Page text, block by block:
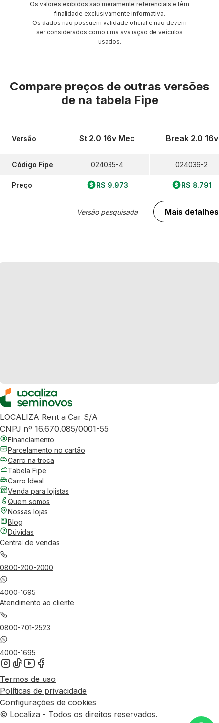
Os valores exibidos são meramente referenciais e têm
finalidade exclusivamente informativa.
Os dados não possuem validade oficial e não devem
ser considerados como uma avaliação de veículos
usados.
Compare preços de outras versões
de na tabela Fipe
Versão
Código Fipe
Preço
St 2.0 16v Mec
024035-4
R$ 9.973
Versão pesquisada
Break 2.0 16v
024036-2
R$ 8.791
Mais detalhes
LOCALIZA Rent a Car S/A
CNPJ nº 16.670.085/0001-55
Financiamento
Parcelamento no cartão
Carro na troca
Tabela Fipe
Carro Ideal
Venda para lojistas
Quem somos
Nossas lojas
Blog
Dúvidas
Central de vendas
0800-200-2000
4000-1695
Atendimento ao cliente
0800-701-2523
4000-1695
Termos de uso
Políticas de privacidade
Configurações de cookies
© Localiza - Todos os direitos reservados.